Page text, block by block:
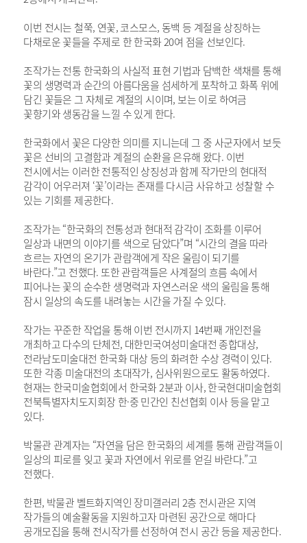
이번 전시는 철쭉, 연꽃, 코스모스, 동백 등 계절을 상징하는
다채로운 꽃들을 주제로 한 한국화 20여 점을 선보인다.
조작가는 전통 한국화의 사실적 표현 기법과 담백한 색채를 통해
꽃의 생명력과 순간의 아름다움을 섬세하게 포착하고 화폭 위에
담긴 꽃들은 그 자체로 계절의 시이며, 보는 이로 하여금
꽃향기와 생동감을 느낄 수 있게 한다.
한국화에서 꽃은 다양한 의미를 지니는데 그 중 사군자에서 보듯
꽃은 선비의 고결함과 계절의 순환을 은유해 왔다. 이번
전시에서는 이러한 전통적인 상징성과 함께 작가만의 현대적
감각이 어우러져 ‘꽃’이라는 존재를 다시금 사유하고 성찰할 수
있는 기회를 제공한다.
조작가는 “한국화의 전통성과 현대적 감각이 조화를 이루어
일상과 내면의 이야기를 색으로 담았다”며 “시간의 결을 따라
흐르는 자연의 온기가 관람객에게 작은 울림이 되기를
바란다.”고 전했다. 또한 관람객들은 사계절의 흐름 속에서
피어나는 꽃의 순수한 생명력과 자연스러운 색의 울림을 통해
잠시 일상의 속도를 내려놓는 시간을 가질 수 있다.
작가는 꾸준한 작업을 통해 이번 전시까지 14번째 개인전을
개최하고 다수의 단체전, 대한민국여성미술대전 종합대상,
전라남도미술대전 한국화 대상 등의 화려한 수상 경력이 있다.
또한 각종 미술대전의 초대작가, 심사위원으로도 활동하였다.
현재는 한국미술협회에서 한국화 2분과 이사, 한국현대미술협회
전북특별자치도지회장 한·중 민간인 친선협회 이사 등을 맡고
있다.
박물관 관계자는 “자연을 담은 한국화의 세계를 통해 관람객들이
일상의 피로를 잊고 꽃과 자연에서 위로를 얻길 바란다.”고
전했다.
한편, 박물관 벨트화지역인 장미갤러리 2층 전시관은 지역
작가들의 예술활동을 지원하고자 마련된 공간으로 해마다
공개모집을 통해 전시작가를 선정하여 전시 공간 등을 제공한다.